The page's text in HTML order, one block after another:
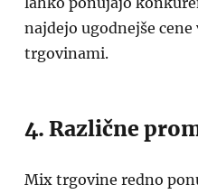
najdejo ugodnejše
trgovinami.
4. Različne
Mix trgovine redno